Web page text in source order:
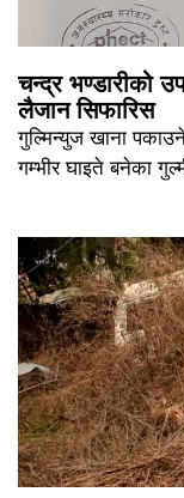
चन्द्र भण्डारीको
लैजान सिफारिस
गुल्मिन्युज खाना
गम्भीर घाइते बनेका